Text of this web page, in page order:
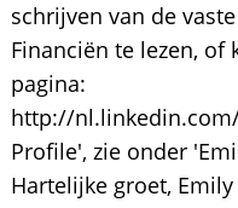
schrijven van de
Financiën te lezen,
pagina:
http://
Profile', zie onder
Hartelijke groet,